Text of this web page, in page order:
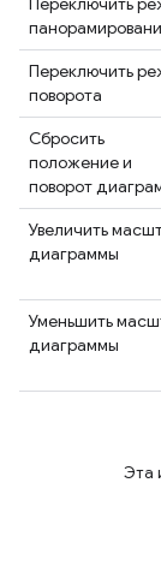
Переключить
поворота
Сбросить
положение и
поворот
Увеличить
диаграммы
Уменьшить
диаграммы
Эта